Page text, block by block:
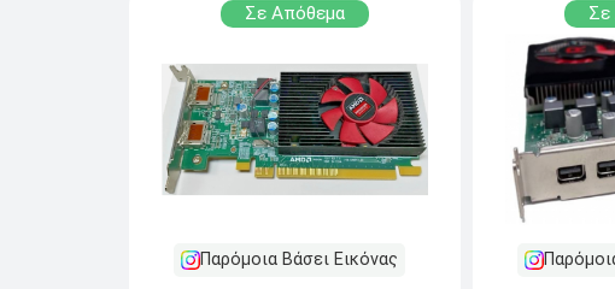
Σε Απόθεμα
Παρόμοια Βάσει Εικόνας
Σε